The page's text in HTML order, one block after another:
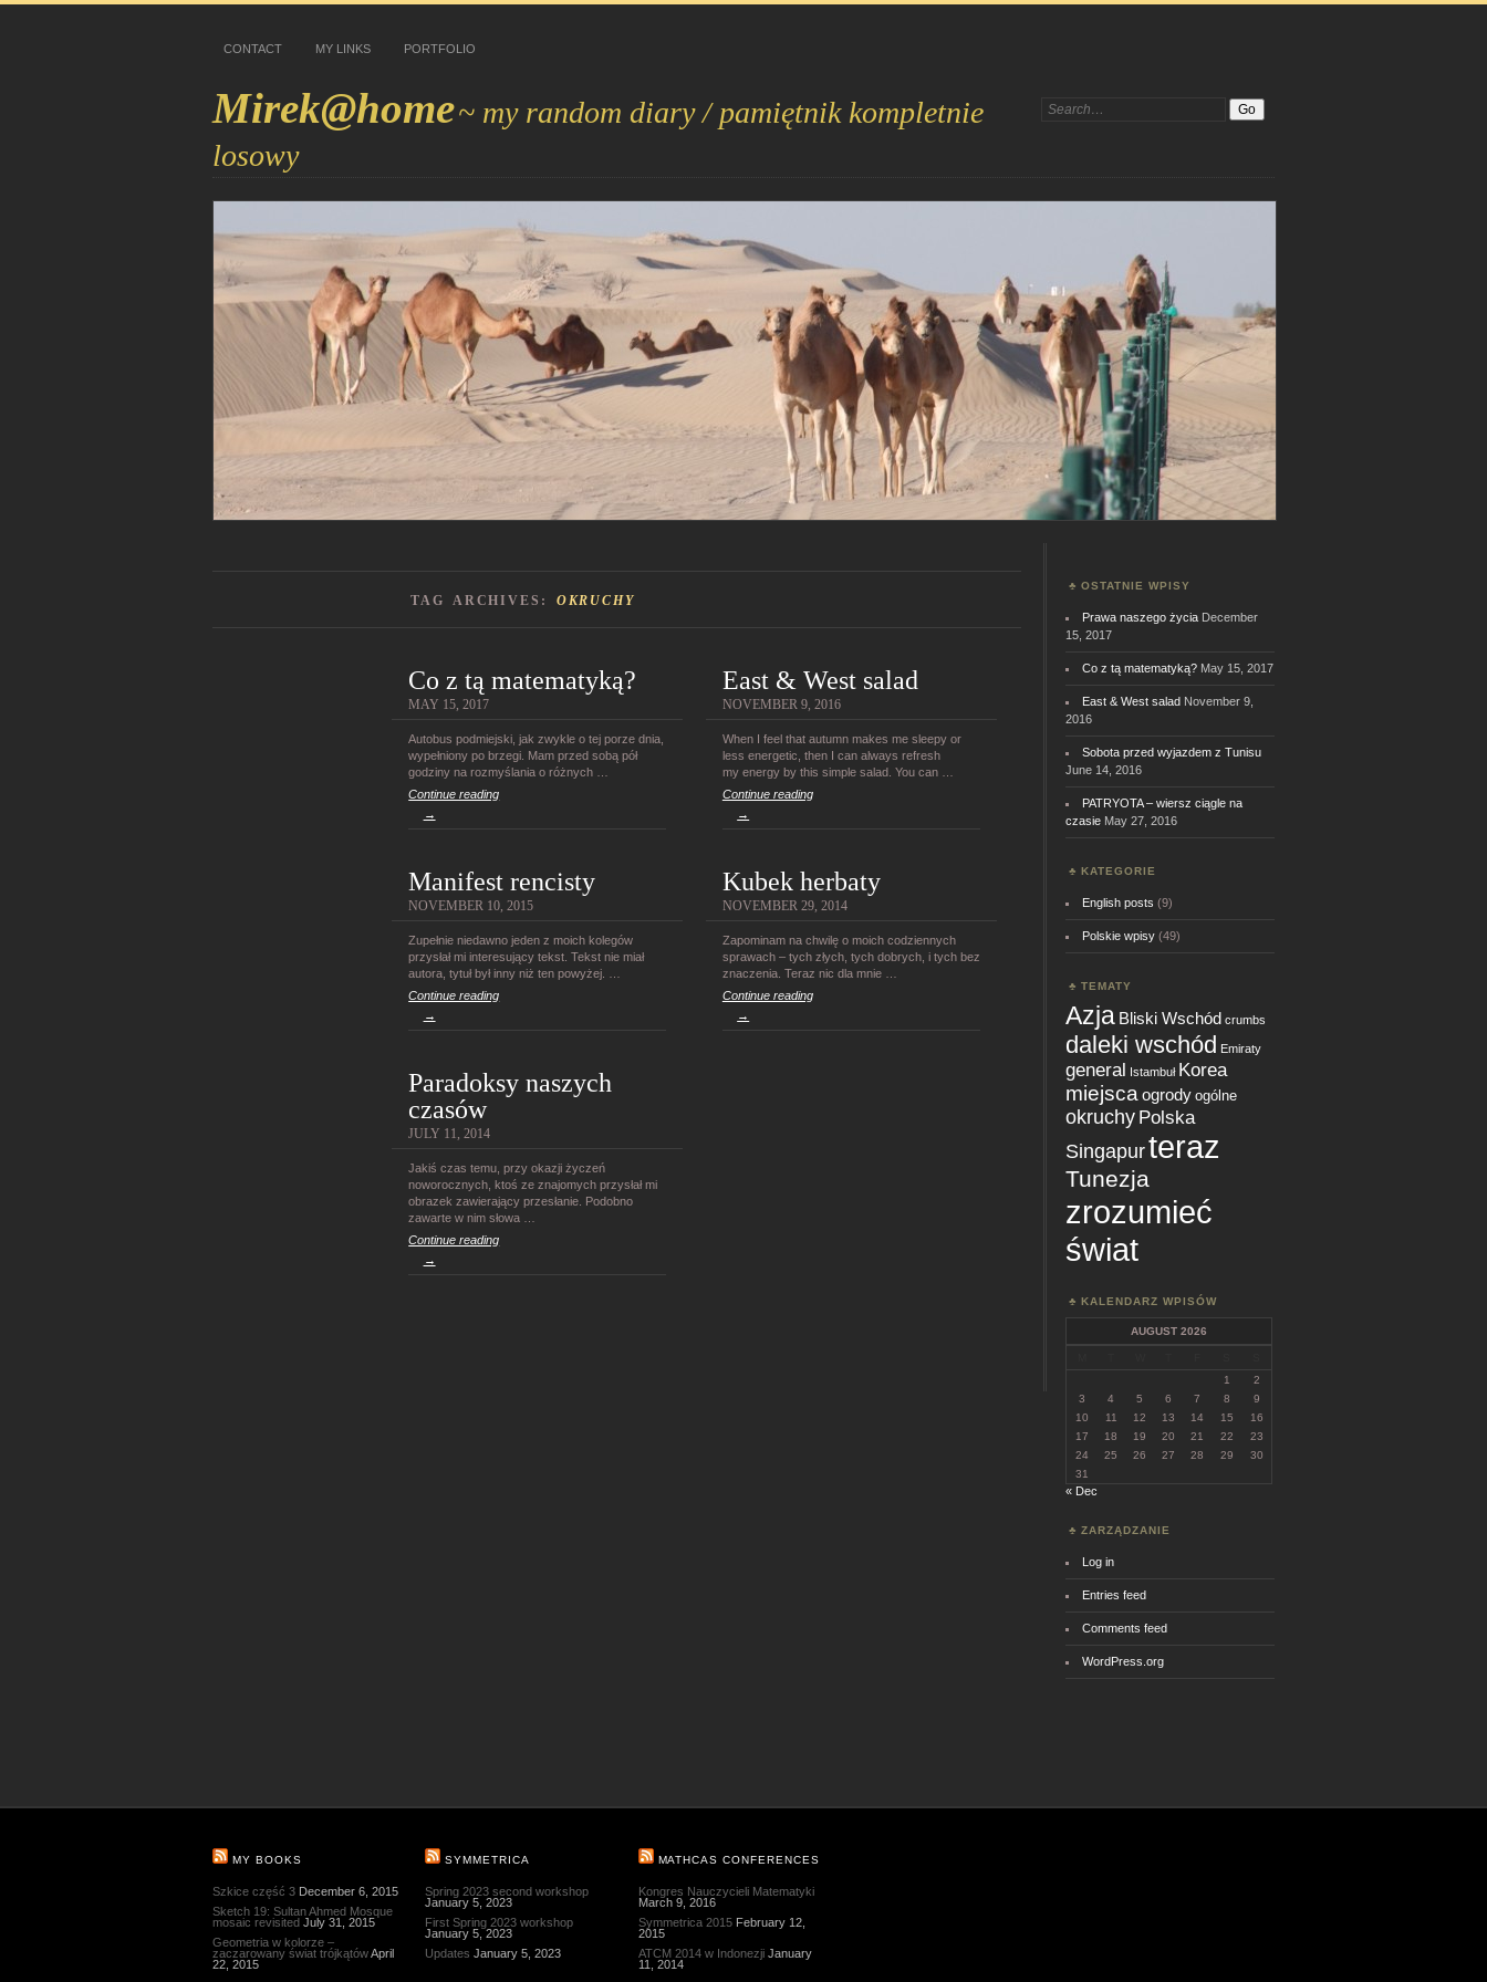
CONTACT MY LINKS PORTFOLIO
Mirek@home~ my random diary / pamiętnik kompletnie
losowy
Search:
TAG ARCHIVES: OKRUCHY
Co z tą matematyką?
MAY 15, 2017
Autobus podmiejski, jak zwykle o tej porze dnia,
wypełniony po brzegi. Mam przed sobą pół
godziny na rozmyślania o różnych …
Continue reading
→
East & West salad
NOVEMBER 9, 2016
When I feel that autumn makes me sleepy or
less energetic, then I can always refresh
my energy by this simple salad. You can …
Continue reading
→
Manifest rencisty
NOVEMBER 10, 2015
Zupełnie niedawno jeden z moich kolegów
przysłał mi interesujący tekst. Tekst nie miał
autora, tytuł był inny niż ten powyżej. …
Continue reading
→
Kubek herbaty
NOVEMBER 29, 2014
Zapominam na chwilę o moich codziennych
sprawach – tych złych, tych dobrych, i tych bez
znaczenia. Teraz nic dla mnie …
Continue reading
→
Paradoksy naszych
czasów
JULY 11, 2014
Jakiś czas temu, przy okazji życzeń
noworocznych, ktoś ze znajomych przysłał mi
obrazek zawierający przesłanie. Podobno
zawarte w nim słowa …
Continue reading
→
OSTATNIE WPISY
Prawa naszego życia December
15, 2017
Co z tą matematyką? May 15, 2017
East & West salad November 9,
2016
Sobota przed wyjazdem z Tunisu
June 14, 2016
PATRYOTA – wiersz ciągle na
czasie May 27, 2016
KATEGORIE
English posts (9)
Polskie wpisy (49)
TEMATY
Azja Bliski Wschód crumbs
daleki wschód Emiraty
general Istambuł Korea
miejsca ogrody ogólne
okruchy Polska
Singapurteraz
Tunezja
zrozumieć
świat
KALENDARZ WPISÓW
AUGUST 2026
1
2
3
4 5 6 7 8
9
10
11 12 13 14 15
16
17
18 19 20 21 22
23
24
25 26 27 28 29
30
31
« Dec
ZARZĄDZANIE
Log in
Entries feed
Comments feed
WordPress.org
MY BOOKS
Szkice część 3 December 6, 2015
Sketch 19: Sultan Ahmed Mosque
mosaic revisited July 31, 2015
Geometria w kolorze –
zaczarowany świat trójkątówApril
22, 2015
SYMMETRICA
Spring 2023 second workshop
January 5, 2023
First Spring 2023 workshop
January 5, 2023
Updates January 5, 2023
MATHCAS CONFERENCES
Kongres Nauczycieli Matematyki
March 9, 2016
Symmetrica 2015 February 12,
2015
ATCM 2014 w Indonezji January
11, 2014